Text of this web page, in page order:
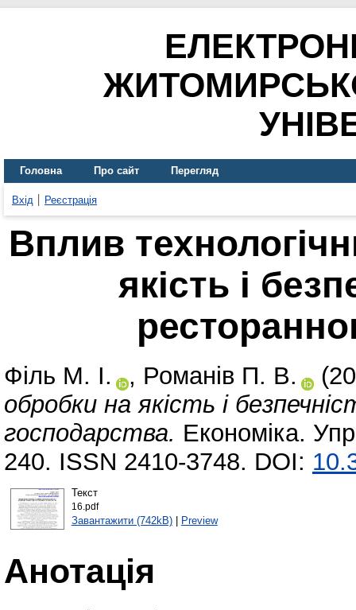
Головна Про сайт Перегляд
Вхід Реєстрація
Вплив
якість і
Філь М. І. , Романів П. В.
обробки на якість і
господарства. Економіка.
240. ISSN 2410-3748. DOI:
Текст
16.pdf
Завантажити (742kB)| Preview
Анотація